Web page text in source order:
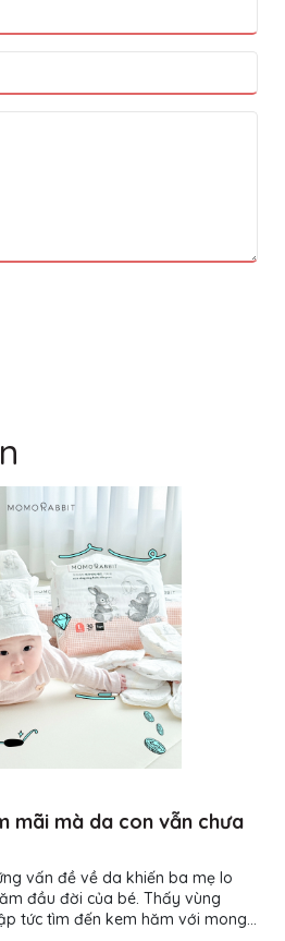
mãi mà da con vẫn chưa
vấn đề về da khiến ba mẹ lo
đầu đời của bé. Thấy vùng
tức tìm đến kem hăm với mong